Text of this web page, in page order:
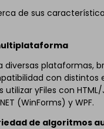
de sus
diversas plataformas,
con distintos
utilizar yFiles con
(WinForms) y WPF.
de algoritmos